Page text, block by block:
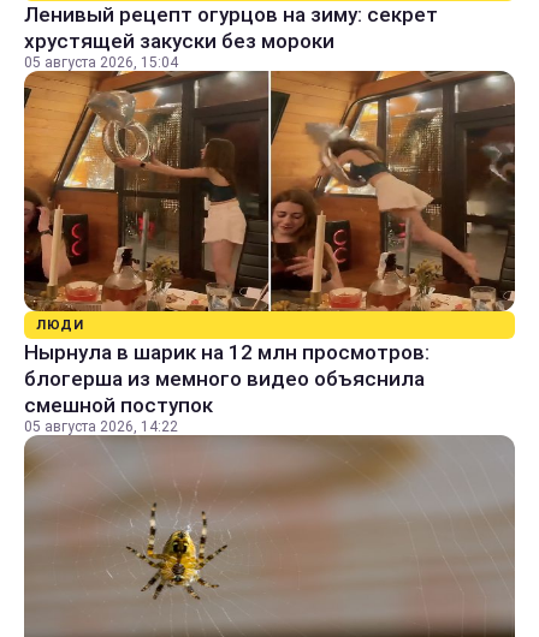
Ленивый рецепт огурцов на зиму: секрет
хрустящей закуски без мороки
05 августа 2026, 15:04
ЛЮДИ
Нырнула в шарик на 12 млн просмотров:
блогерша из мемного видео объяснила
смешной поступок
05 августа 2026, 14:22